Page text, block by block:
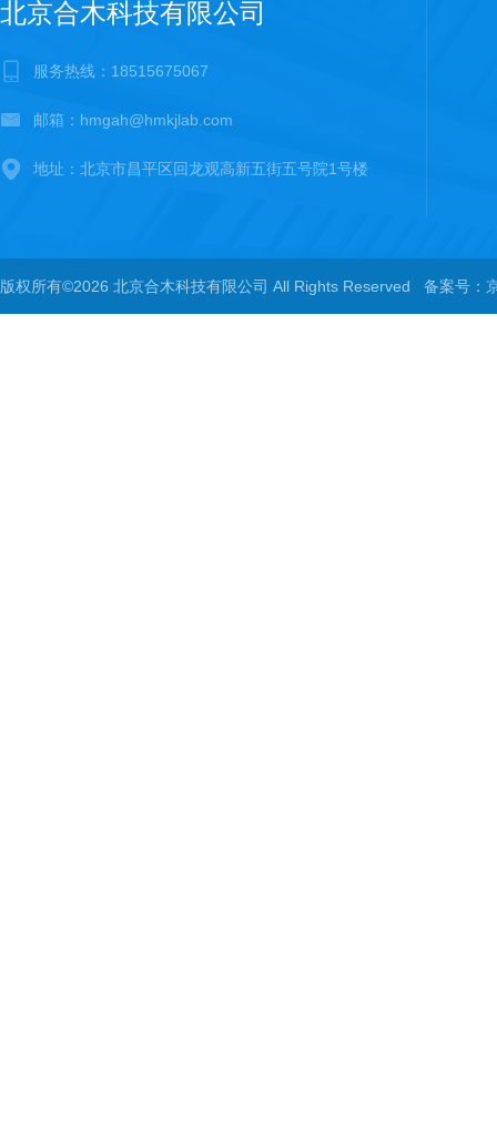
北京合木科技有限公司
服务热线：18515675067
邮箱：hmgah@hmkjlab.com
地址：北京市昌平区回龙观高新五街五号院1号楼
版权所有©2026 北京合木科技有限公司 All Rights Reserved 备案号：